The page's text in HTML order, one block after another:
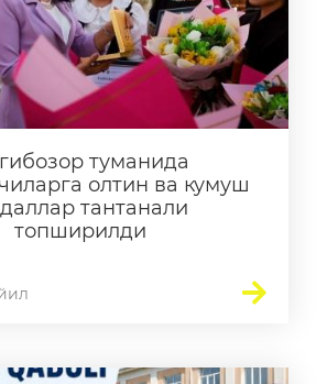
туманида
олтин ва кумуш
тантанали
топширилди